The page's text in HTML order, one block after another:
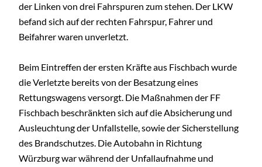
der Linken von drei Fahrspuren zum stehen. Der LKW
befand sich auf der rechten Fahrspur, Fahrer und
Beifahrer waren unverletzt.
Beim Eintreffen der ersten Kräfte aus Fischbach wurde
die Verletzte bereits von der Besatzung eines
Rettungswagens versorgt. Die Maßnahmen der FF
Fischbach beschränkten sich auf die Absicherung und
Ausleuchtung der Unfallstelle, sowie der Sicherstellung
des Brandschutzes. Die Autobahn in Richtung
Würzburg war während der Unfallaufnahme und